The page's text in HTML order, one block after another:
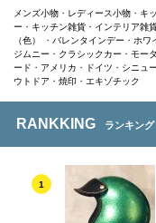
メンズ小物 ・ レディース小物 ・ キ
ー ・ キッチン雑貨 ・ インテリア雑
（色）
・ バレンタインデー ・ ホワ
ジムニー ・ クラシックカー ・ モー
ード ・ アメリカ ・ ドイツ ・ シニュ
ウトドア ・ 焼印 ・ エキゾチック
RANKKING ランキング
1